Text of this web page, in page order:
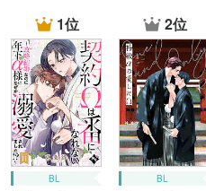
1位
BL
2位
BL